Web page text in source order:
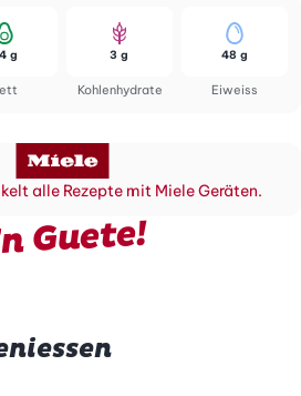
g
Kohlenhydrate
3 g
Eiweiss
48 g
alle Rezepte mit Miele Geräten.
Guete!